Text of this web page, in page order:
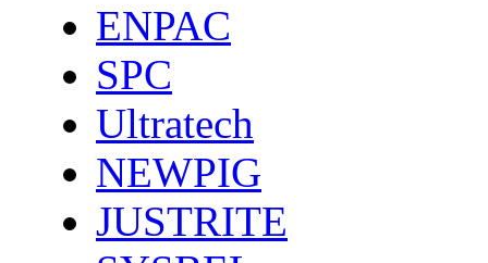
ENPAC
SPC
Ultratech
NEWPIG
JUSTRITE